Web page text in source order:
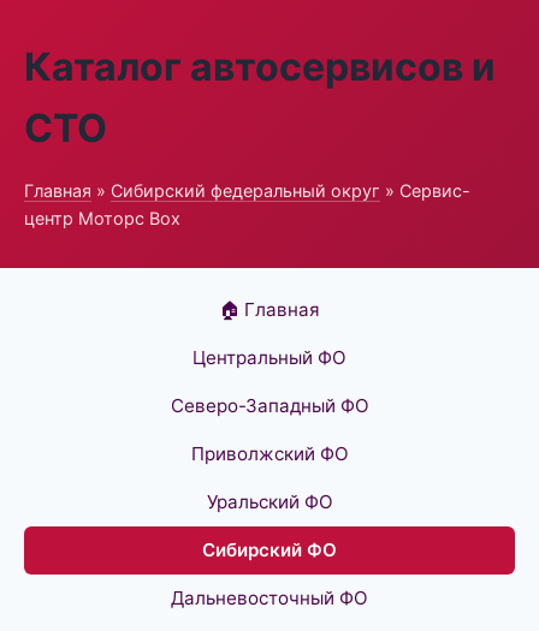
Каталог автосервисов и
СТО
Главная » Сибирский федеральный округ » Сервис-
центр Моторс Box
🏠 Главная
Центральный ФО
Северо-Западный ФО
Приволжский ФО
Уральский ФО
Сибирский ФО
Дальневосточный ФО